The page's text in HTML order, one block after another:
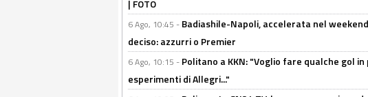
| FOTO
6 Ago, 10:45 - Badiashile-Napoli, accelerata nel
deciso: azzurri o Premier
6 Ago, 10:15 - Politano a KKN: "Voglio fare qualche gol
esperimenti di Allegri..."